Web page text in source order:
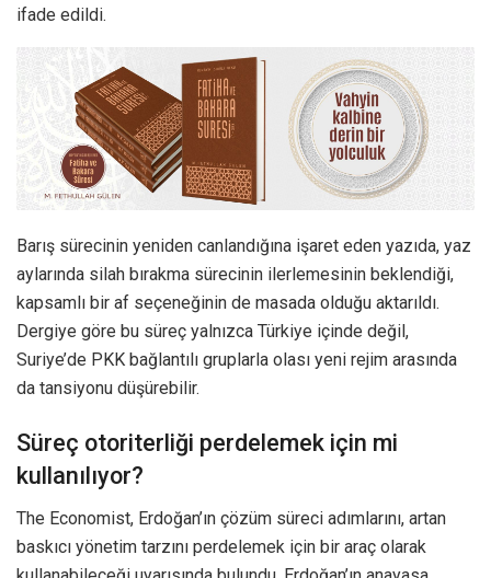
ifade edildi.
Barış sürecinin yeniden canlandığına işaret eden yazıda, yaz
aylarında silah bırakma sürecinin ilerlemesinin beklendiği,
kapsamlı bir af seçeneğinin de masada olduğu aktarıldı.
Dergiye göre bu süreç yalnızca Türkiye içinde değil,
Suriye’de PKK bağlantılı gruplarla olası yeni rejim arasında
da tansiyonu düşürebilir.
Süreç otoriterliği perdelemek için mi
kullanılıyor?
The Economist, Erdoğan’ın çözüm süreci adımlarını, artan
baskıcı yönetim tarzını perdelemek için bir araç olarak